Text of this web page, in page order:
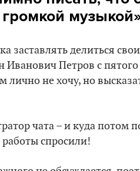
заставлять делиться
Петров с пятого
лично не хочу, но
чата – и куда потом
спросили!